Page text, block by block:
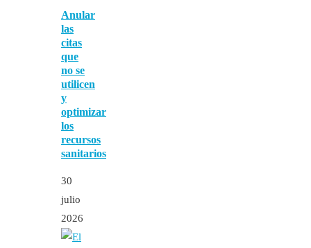
Anular
las
citas
que
no se
utilicen
y
optimizar
los
recursos
sanitarios
30
julio
2026